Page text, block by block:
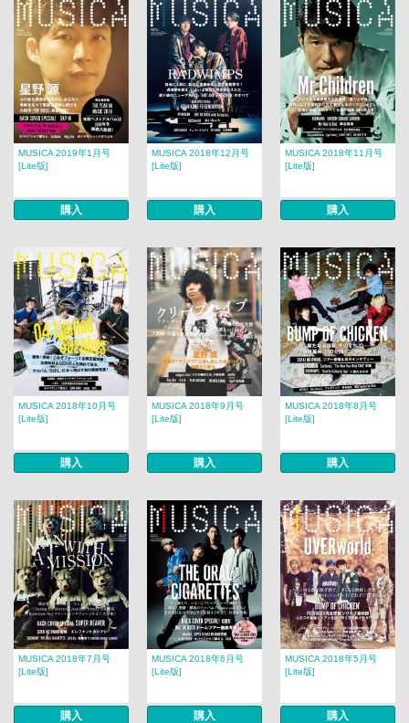
MUSICA 2019年1月号
[Lite版]
購入
MUSICA 2018年12月号
[Lite版]
購入
MUSICA 2018年11月号
[Lite版]
購入
MUSICA 2018年10月号
[Lite版]
購入
MUSICA 2018年9月号
[Lite版]
購入
MUSICA 2018年8月号
[Lite版]
購入
MUSICA 2018年7月号
[Lite版]
購入
MUSICA 2018年6月号
[Lite版]
購入
MUSICA 2018年5月号
[Lite版]
購入